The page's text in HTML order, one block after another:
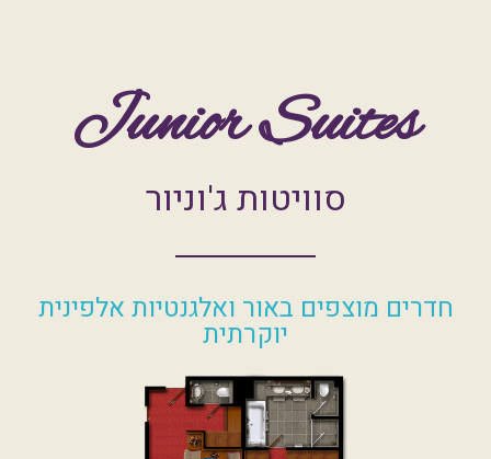
Junior Suites
סוויטות ג'וניור
יוקרתית